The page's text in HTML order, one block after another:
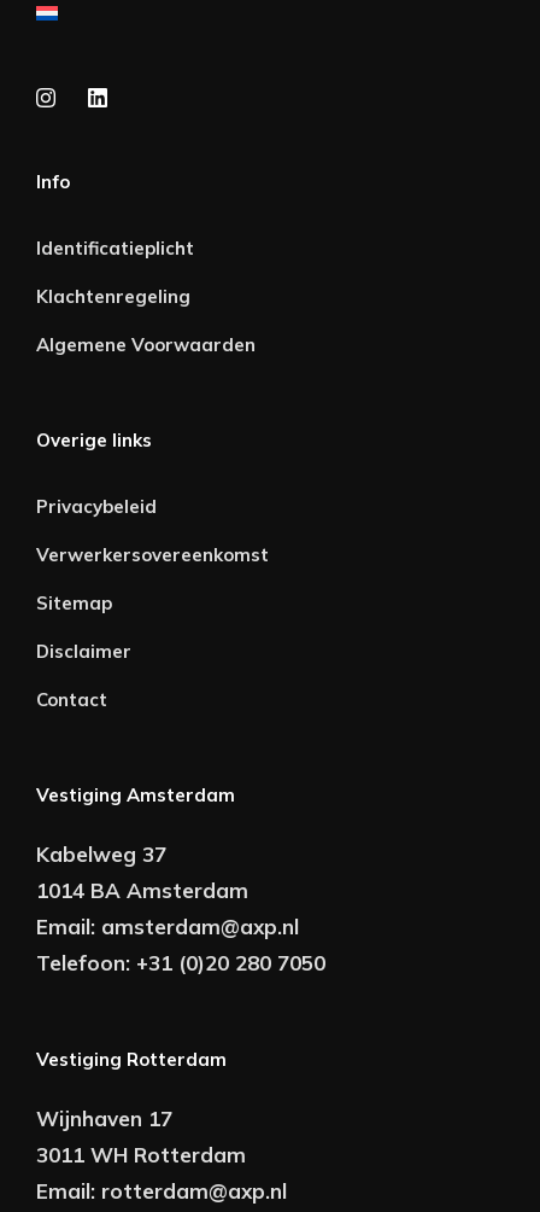
Info
Identificatieplicht
Klachtenregeling
Algemene Voorwaarden
Overige links
Privacybeleid
Verwerkersovereenkomst
Sitemap
Disclaimer
Contact
Vestiging Amsterdam
Kabelweg 37
1014 BA Amsterdam
Email: amsterdam@axp.nl
Telefoon: +31 (0)20 280 7050
Vestiging Rotterdam
Wijnhaven 17
3011 WH Rotterdam
Email: rotterdam@axp.nl